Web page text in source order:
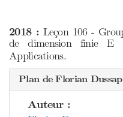
2018 : Leçon 106 -
de dimension finie E
Applications.
Plan de Florian Dussap
Auteur :